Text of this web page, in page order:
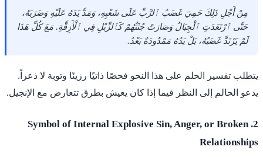
مِنْ أَجْلِ ذَلِكَ حَمِيَ غَضَبُ ٱلرَّبِّ عَلَى شَعْبِهِ، وَمَدَّ يَدَهُ عَلَيْهِ وَضَرَبَهُ،
حَتَّى ٱرْتَعَدَتِ ٱلْجِبَالُ وَصَارَتْ جُثَثُهُمْ كَٱلزِّبْلِ فِي ٱلْأَزِقَّةِ. مَعَ كُلِّ هَذَا
لَمْ يَرْتَدَّ غَضَبُهُ، بَلْ يَدُهُ مَمْدُودَةٌ بَعْدُ.
يتطلب تفسير الحلم على هذا النحو فحصًا ذاتيًا رزينًا وتوبة لا ذعراً.
يدعو الحالم إلى النظر فيما إذا كان يعيش بطرق تتعارض مع الإنجيل.
2. Symbol of Internal Explosive Sin, Anger, or Broken
Relationships